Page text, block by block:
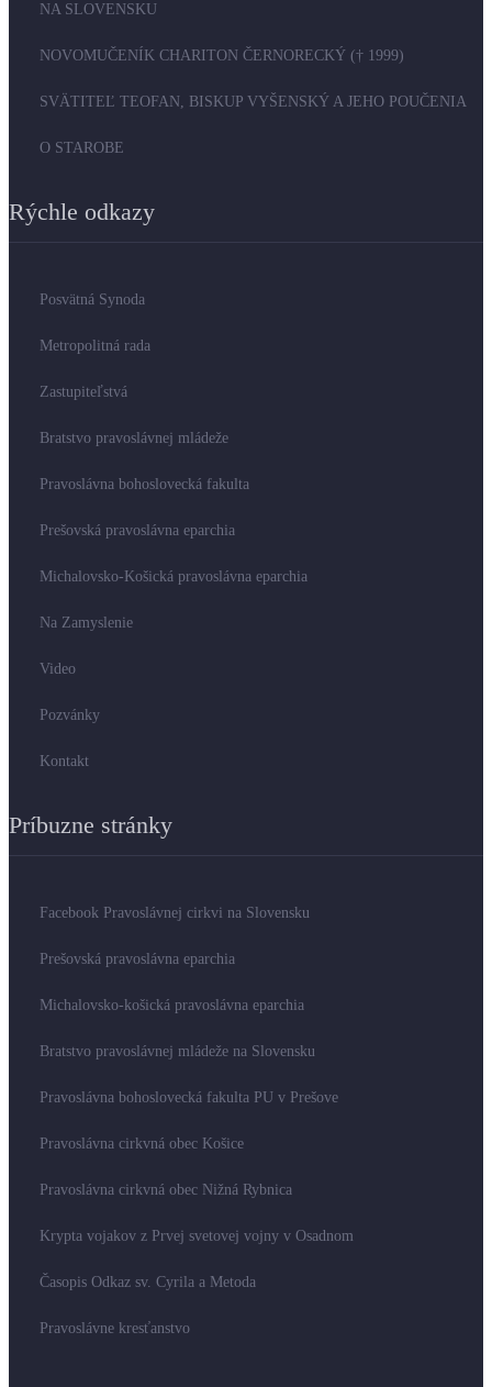
NA SLOVENSKU
NOVOMUČENÍK CHARITON ČERNORECKÝ († 1999)
SVÄTITEĽ TEOFAN, BISKUP VYŠENSKÝ A JEHO POUČENIA
O STAROBE
Rýchle odkazy
Posvätná Synoda
Metropolitná rada
Zastupiteľstvá
Bratstvo pravoslávnej mládeže
Pravoslávna bohoslovecká fakulta
Prešovská pravoslávna eparchia
Michalovsko-Košická pravoslávna eparchia
Na Zamyslenie
Video
Pozvánky
Kontakt
Príbuzne stránky
Facebook Pravoslávnej cirkvi na Slovensku
Prešovská pravoslávna eparchia
Michalovsko-košická pravoslávna eparchia
Bratstvo pravoslávnej mládeže na Slovensku
Pravoslávna bohoslovecká fakulta PU v Prešove
Pravoslávna cirkvná obec Košice
Pravoslávna cirkvná obec Nižná Rybnica
Krypta vojakov z Prvej svetovej vojny v Osadnom
Časopis Odkaz sv. Cyrila a Metoda
Pravoslávne kresťanstvo